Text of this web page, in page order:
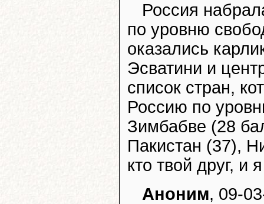
Россия
по уровню
оказались
Эсватини и
список стран,
Россию по
Зимбабве (28
Пакистан (37),
кто твой друг, и
Аноним, 09-